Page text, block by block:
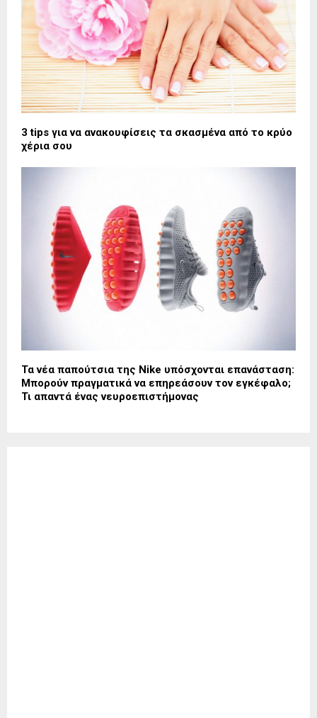
3 tips για να ανακουφίσεις τα σκασμένα από το κρύο
χέρια σου
Τα νέα παπούτσια της Nike υπόσχονται επανάσταση:
Μπορούν πραγματικά να επηρεάσουν τον εγκέφαλο;
Τι απαντά ένας νευροεπιστήμονας